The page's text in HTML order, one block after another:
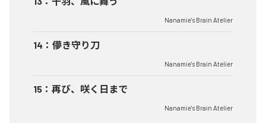
Nanamie's Brain Atelier
14 ： 儚き守り刀
Nanamie's Brain Atelier
15 ： 再び、咲く日まで
Nanamie's Brain Atelier